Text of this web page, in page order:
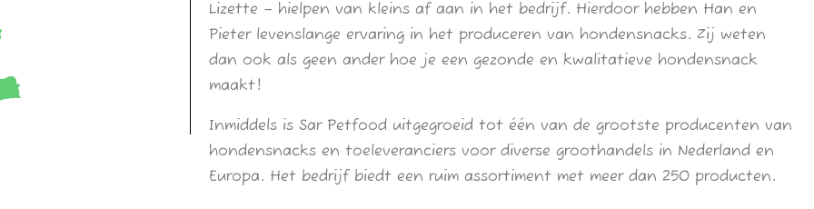
Lizette – hielpen van kleins af aan in het bedrijf. Hierdoor hebben Han en
Pieter levenslange ervaring in het produceren van hondensnacks. Zij weten
dan ook als geen ander hoe je een gezonde en kwalitatieve hondensnack
maakt!
Inmiddels is Sar Petfood uitgegroeid tot één van de grootste producenten van
hondensnacks en toeleveranciers voor diverse groothandels in Nederland en
Europa. Het bedrijf biedt een ruim assortiment met meer dan 250 producten.